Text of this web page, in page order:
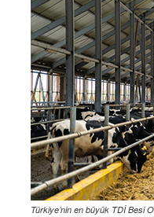
Türkiye’nin en büyük TDİ Besi